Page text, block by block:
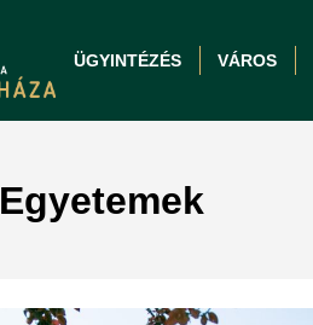
ÜGYINTÉZÉS VÁROS
Egyetemek